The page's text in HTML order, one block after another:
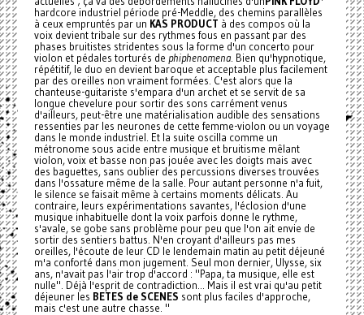
hardcore industriel période pré-Meddle, des chemins parallèles
à ceux empruntés par un KAS PRODUCT à des compos où la
voix devient tribale sur des rythmes fous en passant par des
phases bruitistes stridentes sous la forme d'un concerto pour
violon et pédales torturés de phiphenomena. Bien qu'hypnotique,
répétitif, le duo en devient baroque et acceptable plus facilement
par des oreilles non vraiment formées. C'est alors que la
chanteuse-guitariste s'empara d'un archet et se servit de sa
longue chevelure pour sortir des sons carrément venus
d'ailleurs, peut-être une matérialisation audible des sensations
ressenties par les neurones de cette femme-violon ou un voyage
dans le monde industriel. Et la suite oscilla comme un
métronome sous acide entre musique et bruitisme mêlant
violon, voix et basse non pas jouée avec les doigts mais avec
des baguettes, sans oublier des percussions diverses trouvées
dans l'ossature même de la salle. Pour autant personne n'a fuit,
le silence se faisait même à certains moments délicats. Au
contraire, leurs expérimentations savantes, l'éclosion d'une
musique inhabituelle dont la voix parfois donne le rythme,
s'avale, se gobe sans problème pour peu que l'on ait envie de
sortir des sentiers battus. N'en croyant d'ailleurs pas mes
oreilles, l'écoute de leur CD le lendemain matin au petit déjeuné
m'a conforté dans mon jugement. Seul mon dernier, Ulysse, six
ans, n'avait pas l'air trop d'accord : "Papa, ta musique, elle est
nulle". Déjà l'esprit de contradiction... Mais il est vrai qu'au petit
déjeuner les BETES de SCENES sont plus faciles d'approche,
mais c'est une autre chasse. "